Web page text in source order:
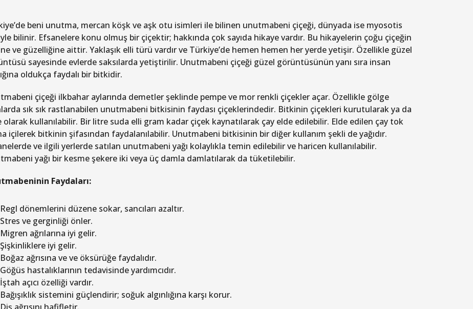
beni unutma, mercan köşk ve aşk otu isimleri ile bilinen unutmabeni çiçeği, dünyada ise myosotis
bilinir. Efsanelere konu olmuş bir çiçektir; hakkında çok sayıda hikaye vardır. Bu hikayelerin çoğu çiçeğin
ve güzelliğine aittir. Yaklaşık elli türü vardır ve Türkiye’de hemen hemen her yerde yetişir. Özellikle güzel
sayesinde evlerde saksılarda yetiştirilir. Unutmabeni çiçeği güzel görüntüsünün yanı sıra insan
oldukça faydalı bir bitkidir.
çiçeği ilkbahar aylarında demetler şeklinde pempe ve mor renkli çiçekler açar. Özellikle gölge
sık sık rastlanabilen unutmabeni bitkisinin faydası çiçeklerindedir. Bitkinin çiçekleri kurutularak ya da
olarak kullanılabilir. Bir litre suda elli gram kadar çiçek kaynatılarak çay elde edilebilir. Elde edilen çay tok
içilerek bitkinin şifasından faydalanılabilir. Unutmabeni bitkisinin bir diğer kullanım şekli de yağıdır.
ve ilgili yerlerde satılan unutmabeni yağı kolaylıkla temin edilebilir ve haricen kullanılabilir.
yağı bir kesme şekere iki veya üç damla damlatılarak da tüketilebilir.
Faydaları:
Regl dönemlerini düzene sokar, sancıları azaltır.
Stres ve gerginliği önler.
Migren ağrılarına iyi gelir.
Şişkinliklere iyi gelir.
Boğaz ağrısına ve ve öksürüğe faydalıdır.
Göğüs hastalıklarının tedavisinde yardımcıdır.
İştah açıcı özelliği vardır.
Bağışıklık sistemini güçlendirir; soğuk algınlığına karşı korur.